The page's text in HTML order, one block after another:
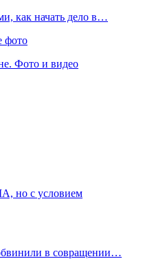
как начать дело в…
фото
Фото и видео
но с условием
в совращении…